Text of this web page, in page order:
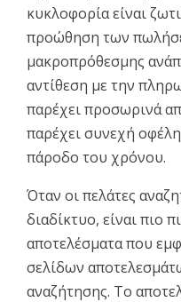
κυκλοφορία είναι
προώθηση των
μακροπρόθεσμης
αντίθεση με την
παρέχει προσωρινά
παρέχει συνεχή
πάροδο του χρόνου.
Όταν οι πελάτες
διαδίκτυο, είναι πιο
αποτελέσματα που
σελίδων
αναζήτησης. Το